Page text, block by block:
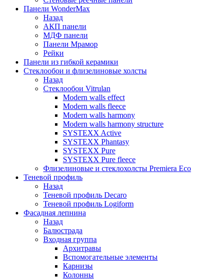
Панели WonderMax
Назад
АКП панели
МДФ панели
Панели Мрамор
Рейки
Панели из гибкой керамики
Стеклообои и флизелиновые холсты
Назад
Стеклообои Vitrulan
Modern walls effect
Modern walls fleece
Modern walls harmony
Modern walls harmony structure
SYSTEXX Active
SYSTEXX Phantasy
SYSTEXX Pure
SYSTEXX Pure fleece
Флизелиновые и стеклохолсты Premiera Eco
Теневой профиль
Назад
Теневой профиль Decaro
Теневой профиль Logiform
Фасадная лепнина
Назад
Балюстрада
Входная группа
Архитравы
Вспомогательные элементы
Карнизы
Колонны